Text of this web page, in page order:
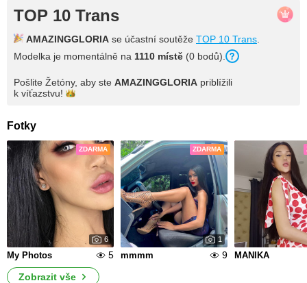
TOP 10 Trans
AMAZINGGLORIA se účastní soutěže TOP 10 Trans
Modelka je momentálně na 1110 místě (0 bodů).
Pošlite Žetóny, aby ste AMAZINGGLORIA priblížili
k víťazstvu!
Fotky
ZDARMA
6
My Photos 5
ZDARMA
1
mmmm 9 MANIKA
Zobrazit vše